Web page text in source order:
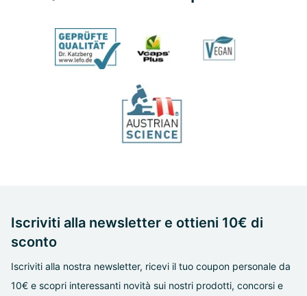
Iscriviti alla newsletter e ottieni 10€ di
sconto
Iscriviti alla nostra newsletter, ricevi il tuo coupon personale da
10€ e scopri interessanti novità sui nostri prodotti, concorsi e